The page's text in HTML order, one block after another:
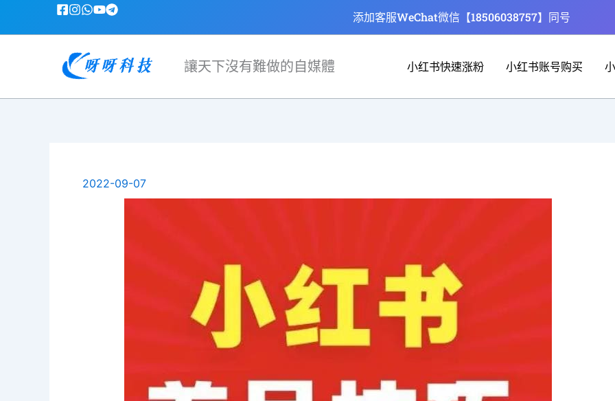
容
添加客服WeChat微信【18506038757】同号
讓天下沒有難做的自媒體 小红书快速涨粉 小红书账号购买
2022-09-07